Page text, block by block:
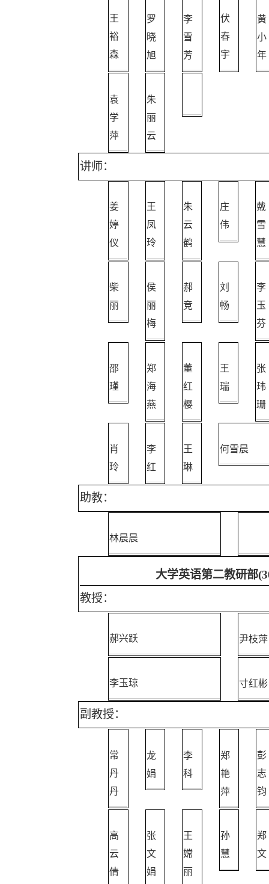
王
裕
森
罗
晓
旭
李
雪
芳
伏
春
宇
黄
小
年
袁
学
萍
朱
丽
云
讲师：
姜
婷
仪
王
凤
玲
朱
云
鹤
庄
伟
戴
雪
慧
柴
丽
侯
丽
梅
郝
竞
刘
畅
李
玉
芬
邵
瑾
郑
海
燕
董
红
樱
王
瑞
张
玮
珊
肖
玲
李
红
王
琳
何雪晨
助教：
林晨晨
大学英语第二教研部
教授：
郝兴跃 尹枝萍
李玉琼 寸红彬
副教授：
常
丹
丹
龙
娟
李
科
郑
艳
萍
彭
志
钧
高
云
倩
张
文
娟
王
嫦
丽
孙
慧
郑
文